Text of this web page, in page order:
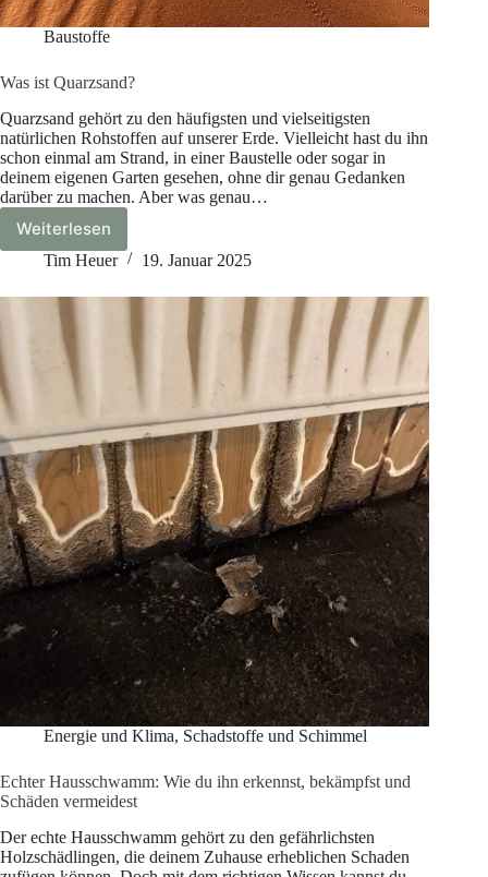
Baustoffe
Was ist Quarzsand?
Quarzsand gehört zu den häufigsten und vielseitigsten
natürlichen Rohstoffen auf unserer Erde. Vielleicht hast du ihn
schon einmal am Strand, in einer Baustelle oder sogar in
deinem eigenen Garten gesehen, ohne dir genau Gedanken
darüber zu machen. Aber was genau…
Weiterlesen
Was
ist
Tim Heuer 19. Januar 2025
Energie und Klima, Schadstoffe und Schimmel
Echter Hausschwamm: Wie du ihn erkennst, bekämpfst und
Schäden vermeidest
Der echte Hausschwamm gehört zu den gefährlichsten
Holzschädlingen, die deinem Zuhause erheblichen Schaden